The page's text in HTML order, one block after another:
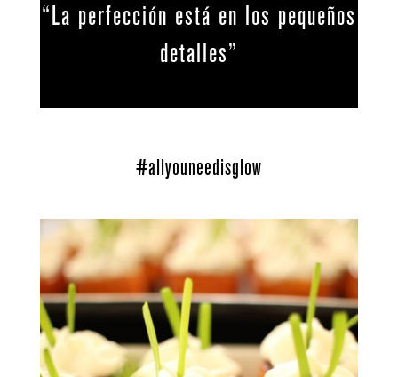
“La perfección está en los pequeños
detalles”
#allyouneedisglow